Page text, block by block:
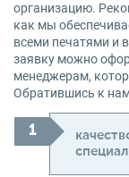
организацию.
как мы
всеми печатями и
заявку можно
менеджерам,
Обратившись к